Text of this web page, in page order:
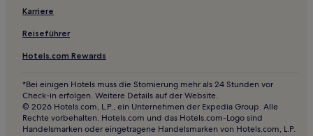
Hotels nahe Jing'an Sculputure Park
Hotels nahe Museum im Fairmont Peace Hotel
Hotels nahe Shanghai International Convention Centre
Hotels nahe U-Bahn-Station Shanghai Library
Hotels nahe Bank of China Building
Hotels nahe Lujiazui Jingting
Karriere
Reiseführer
Hotels.com Rewards
*Bei einigen Hotels muss die Stornierung mehr als 24 Stunden vor
Check-in erfolgen. Weitere Details auf der Website.
© 2026 Hotels.com, L.P., ein Unternehmen der Expedia Group. Alle
Rechte vorbehalten. Hotels.com und das Hotels.com-Logo sind
Handelsmarken oder eingetragene Handelsmarken von Hotels.com, L.P.